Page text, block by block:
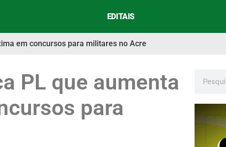
EDITAIS
em concursos para militares no Acre
PL que aumenta
para